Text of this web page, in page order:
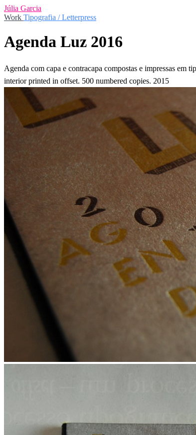
Júlia Garcia
Work Tipografia / Letterpress
Agenda Luz 2016
Agenda com capa e contracapa compostas e impressas em
interior printed in offset. 500 numbered copies. 2015